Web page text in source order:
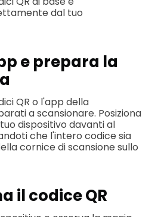
dal tuo
e prepara la
QR o l'app della
a scansionare. Posiziona
dispositivo davanti al
che l'intero codice sia
cornice di scansione sullo
il codice QR